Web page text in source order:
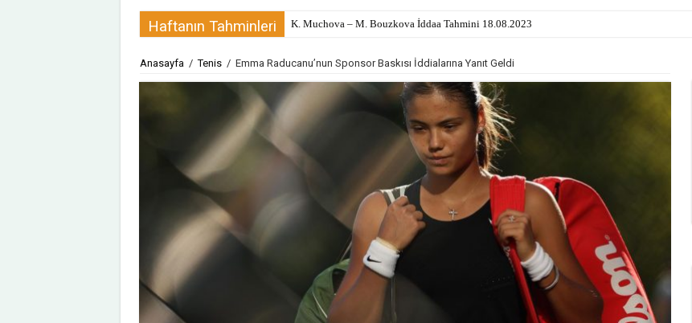
Haftanın Tahminleri K. Muchova – M. Bouzkova İddaa Tahmini 18.08.2023
Anasayfa / Tenis / Emma Raducanu’nun Sponsor Baskısı İddialarına Yanıt Geldi